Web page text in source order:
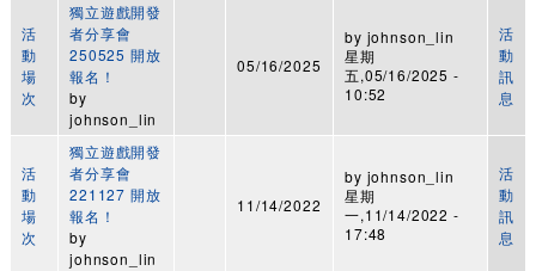
活
動
場
次
獨立遊戲開發
者分享會
250525 開放
報名！
by
johnson_lin
05/16/2025
by johnson_lin
星期
五,05/16/2025 -
10:52
活
動
訊
息
活
動
場
次
獨立遊戲開發
者分享會
221127 開放
報名！
by
johnson_lin
11/14/2022
by johnson_lin
星期
一,11/14/2022 -
17:48
活
動
訊
息